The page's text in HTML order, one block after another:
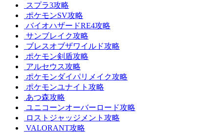
スプラ3攻略
ポケモンSV攻略
バイオハザードRE4攻略
サンブレイク攻略
ブレスオブザワイルド攻略
ポケモン剣盾攻略
アルセウス攻略
ポケモンダイパリメイク攻略
ポケモンユナイト攻略
あつ森攻略
ユニコーンオーバーロード攻略
ロストジャッジメント攻略
VALORANT攻略